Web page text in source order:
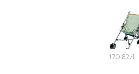
170,82zł